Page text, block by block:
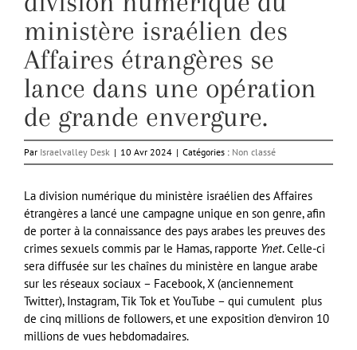
ministère israélien des
Affaires étrangères se
lance dans une opération
de grande envergure.
Par Israelvalley Desk | 10 Avr 2024 | Catégories : Non classé
La division numérique du ministère israélien des Affaires
étrangères a lancé une campagne unique en son genre, afin
de porter à la connaissance des pays arabes les preuves des
crimes sexuels commis par le Hamas, rapporte Ynet. Celle-ci
sera diffusée sur les chaînes du ministère en langue arabe
sur les réseaux sociaux – Facebook, X (anciennement
Twitter), Instagram, Tik Tok et YouTube – qui cumulent plus
de cinq millions de followers, et une exposition d’environ 10
millions de vues hebdomadaires.